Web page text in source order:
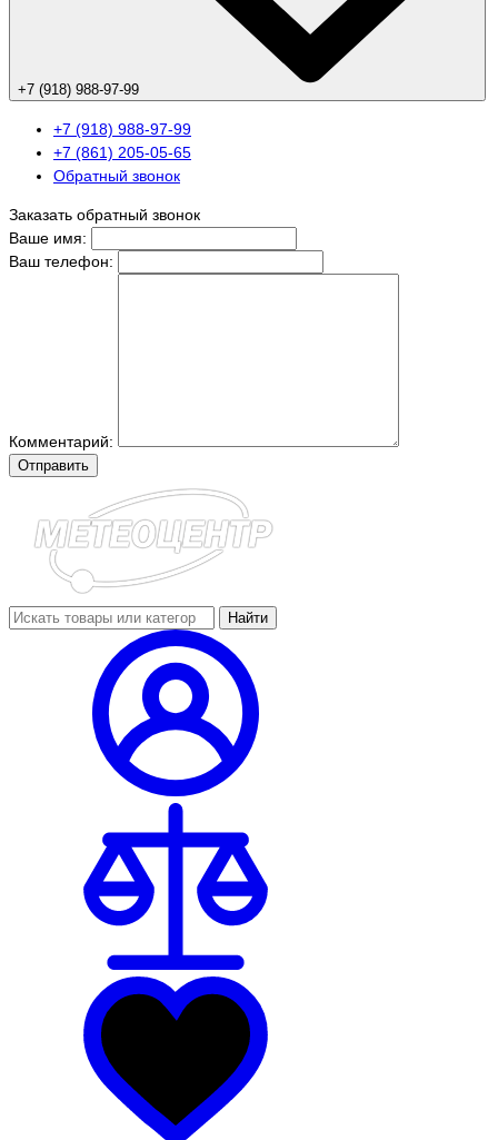
+7 (918) 988-97-99
+7 (918) 988-97-99
+7 (861) 205-05-65
Обратный звонок
Заказать обратный звонок
Ваше имя:
Ваш телефон:
Комментарий:
Отправить
Найти